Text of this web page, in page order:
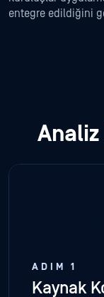
entegre edildiğini
Analiz
ADIM 1
Kaynak